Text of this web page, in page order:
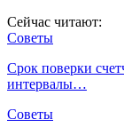
Сейчас читают:
Советы
Срок поверки
интервалы…
Советы